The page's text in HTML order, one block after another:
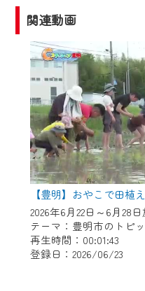
関連動画
【豊明】おやこで田植
2026年6月22日～6月28
テーマ：豊明市のトピ
再生時間：00:01:43
登録日：2026/06/23
【ご注意】
2024年9月24日か
ビス向上のため、
『CCNet Web TV
一部コンテンツを
CCNetサービスへ
ページ※』へのロ
す。
何卒、ご理解ご了
いたします。
※マイページへのロ
要となります。
※MyIDとは、
各種サービスをご